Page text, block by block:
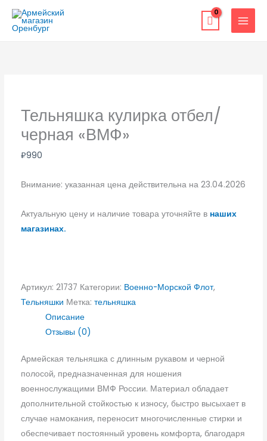
Перейти
содержимому
Тельняшка кулирка отбел/
черная «ВМФ»
₽990
Внимание: указанная цена действительна на 23.04.2026
Актуальную цену и наличие товара уточняйте в наших
магазинах.
Артикул: 21737 Категории: Военно-Морской Флот,
Тельняшки Метка: тельняшка
Описание
Отзывы (0)
Армейская тельняшка с длинным рукавом и черной
полосой, предназначенная для ношения
военнослужащими ВМФ России. Материал обладает
дополнительной стойкостью к износу, быстро высыхает в
случае намокания, переносит многочисленные стирки и
обеспечивает постоянный уровень комфорта, благодаря